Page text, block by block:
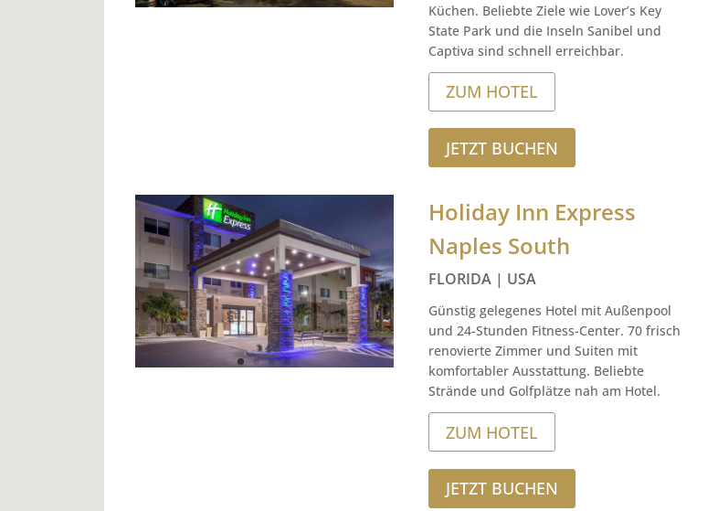
Küchen. Beliebte Ziele wie Lover’s Key
State Park und die Inseln Sanibel und
Captiva sind schnell erreichbar.
ZUM HOTEL
JETZT BUCHEN
Holiday Inn Express
Naples South
FLORIDA | USA
Günstig gelegenes Hotel mit Außenpool
und 24-Stunden Fitness-Center. 70 frisch
renovierte Zimmer und Suiten mit
komfortabler Ausstattung. Beliebte
Strände und Golfplätze nah am Hotel.
ZUM HOTEL
JETZT BUCHEN